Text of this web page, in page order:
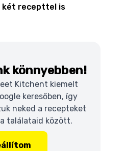
két recepttel is
könnyebben!
Kitchent kiemelt
keresőben, így
neked a recepteket
találataid között.